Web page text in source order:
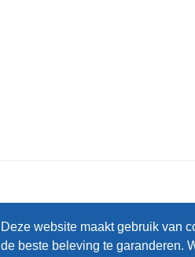
Deze website maakt gebruik van
de beste beleving te garanderen.